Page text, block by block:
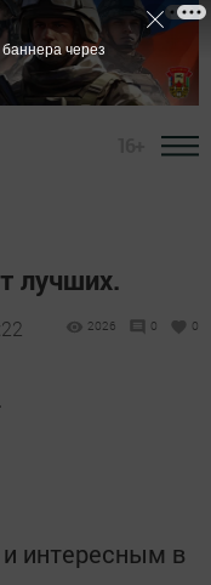
лучших.
2026 0 0
интересным в
через